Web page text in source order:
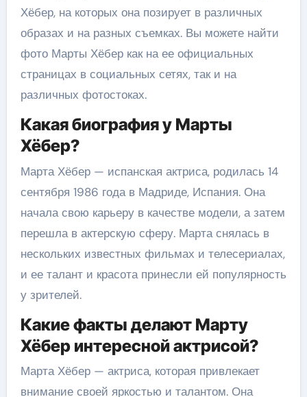
Хёбер, на которых она позирует в различных
образах и на разных съемках. Вы можете найти
фото Марты Хёбер как на ее официальных
страницах в социальных сетях, так и на
различных фотостоках.
Какая биография у Марты
Хёбер?
Марта Хёбер — испанская актриса, родилась 14
сентября 1986 года в Мадриде, Испания. Она
начала свою карьеру в качестве модели, а затем
перешла в актерскую сферу. Марта снялась в
нескольких известных фильмах и телесериалах,
и ее талант и красота принесли ей популярность
у зрителей.
Какие факты делают Марту
Хёбер интересной актрисой?
Марта Хёбер — актриса, которая привлекает
внимание своей яркостью и талантом. Она